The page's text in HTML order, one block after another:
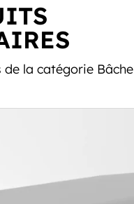
de la catégorie Bâche